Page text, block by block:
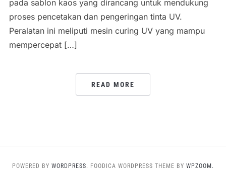
pada sablon kaos yang dirancang untuk mendukung
proses pencetakan dan pengeringan tinta UV.
Peralatan ini meliputi mesin curing UV yang mampu
mempercepat […]
READ MORE
POWERED BY WORDPRESS. FOODICA WORDPRESS THEME BY WPZOOM.